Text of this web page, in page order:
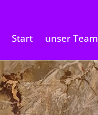
Start unser Team